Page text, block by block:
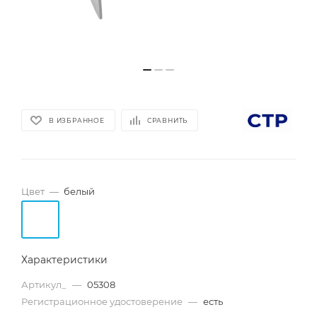
В ИЗБРАННОЕ СРАВНИТЬ
Цвет — белый
Характеристики
Артикул_ — 05308
Регистрационное удостоверение — есть